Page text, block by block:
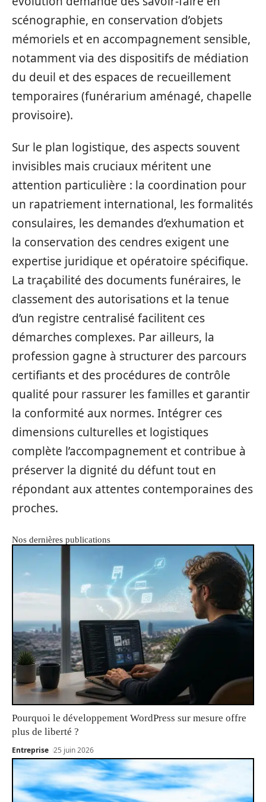
scénographie, en conservation d’objets
mémoriels et en accompagnement sensible,
notamment via des dispositifs de médiation
du deuil et des espaces de recueillement
temporaires (funérarium aménagé, chapelle
provisoire).
Sur le plan logistique, des aspects souvent
invisibles mais cruciaux méritent une
attention particulière : la coordination pour
un rapatriement international, les formalités
consulaires, les demandes d’exhumation et
la conservation des cendres exigent une
expertise juridique et opératoire spécifique.
La traçabilité des documents funéraires, le
classement des autorisations et la tenue
d’un registre centralisé facilitent ces
démarches complexes. Par ailleurs, la
profession gagne à structurer des parcours
certifiants et des procédures de contrôle
qualité pour rassurer les familles et garantir
la conformité aux normes. Intégrer ces
dimensions culturelles et logistiques
complète l’accompagnement et contribue à
préserver la dignité du défunt tout en
répondant aux attentes contemporaines des
proches.
Nos dernières publications
Pourquoi le développement WordPress sur mesure offre
plus de liberté ?
Entreprise 25 juin 2026